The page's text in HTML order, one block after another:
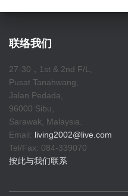
联络我们
27-30，1st & 2nd F/L,
Pusat Tanahwang,
Jalan Pedada,
96000 Sibu,
Sarawak, Malaysia.
Email: living2002@live.com
Tel/Fax: 084-339070
按此与我们联系